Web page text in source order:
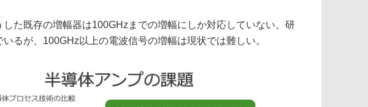
た既存の増幅器は100GHzまでの増幅にしか対応していない。研
るが、100GHz以上の電波信号の増幅は現状では難しい。